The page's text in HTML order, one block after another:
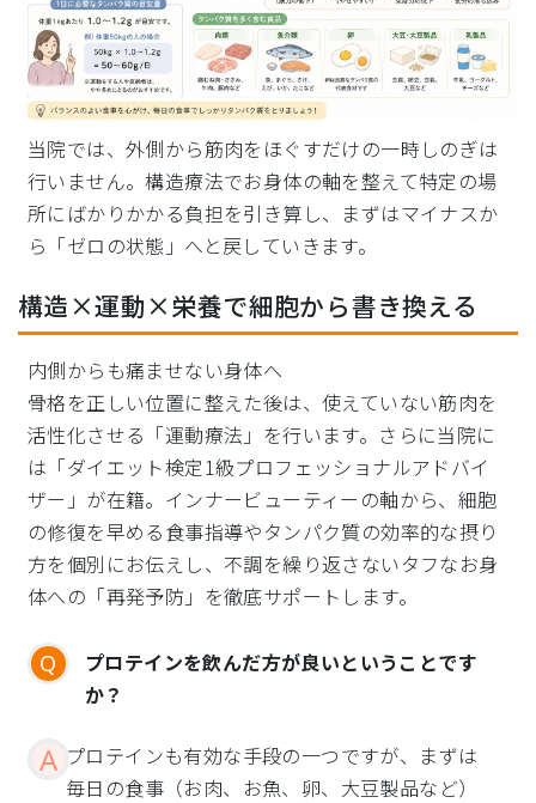
当院では、外側から筋肉をほぐすだけの一時しのぎは
行いません。構造療法でお身体の軸を整えて特定の場
所にばかりかかる負担を引き算し、まずはマイナスか
ら「ゼロの状態」へと戻していきます。
構造×運動×栄養で細胞から書き換える
内側からも痛ませない身体へ
骨格を正しい位置に整えた後は、使えていない筋肉を
活性化させる「運動療法」を行います。さらに当院に
は「ダイエット検定1級プロフェッショナルアドバイ
ザー」が在籍。インナービューティーの軸から、細胞
の修復を早める食事指導やタンパク質の効率的な摂り
方を個別にお伝えし、不調を繰り返さないタフなお身
体への「再発予防」を徹底サポートします。
プロテインを飲んだ方が良いということです
か？
プロテインも有効な手段の一つですが、まずは
毎日の食事（お肉、お魚、卵、大豆製品など）